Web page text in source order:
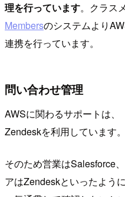
理を行っています。クラス
Membersのシステムより
連携を行っています。
問い合わせ管理
AWSに関わるサポートは、
Zendeskを利用しています。
そのため営業はSalesforce
アはZendeskといったよう